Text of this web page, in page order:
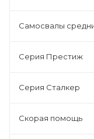
Самосвалы
Серия Престиж
Серия Сталкер
Скорая помощь